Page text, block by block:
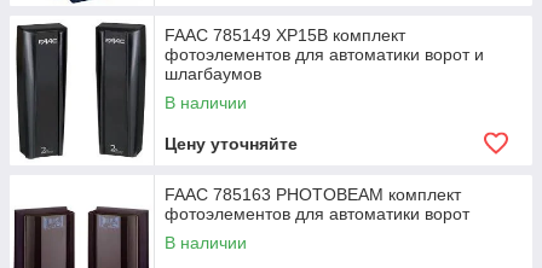
FAAC 785149 XP15B комплект
фотоэлементов для автоматики ворот и
шлагбаумов
В наличии
Цену уточняйте
FAAC 785163 PHOTOBEAM комплект
фотоэлементов для автоматики ворот
В наличии